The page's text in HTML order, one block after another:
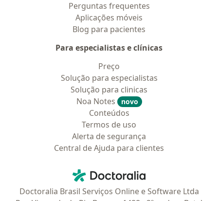
Perguntas frequentes
Aplicações móveis
Blog para pacientes
Para especialistas e clínicas
Preço
Solução para especialistas
Solução para clinicas
Noa Notes
novo
Conteúdos
Termos de uso
Alerta de segurança
Central de Ajuda para clientes
Doctoralia - Homepage
Doctoralia Brasil Serviços Online e Software Ltda